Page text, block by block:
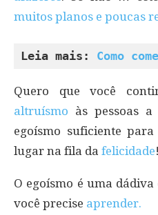
muitos planos e poucas
Leia mais: Como
Quero que você
altruísmo às pessoas
egoísmo suficiente
lugar na fila da felicidade!
O egoísmo é uma
você precise aprender.